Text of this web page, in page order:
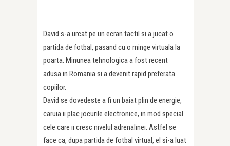
David s-a urcat pe un ecran tactil si a jucat o
partida de fotbal, pasand cu o minge virtuala la
poarta. Minunea tehnologica a fost recent
adusa in Romania si a devenit rapid preferata
copiilor.
David se dovedeste a fi un baiat plin de energie,
caruia ii plac jocurile electronice, in mod special
cele care ii cresc nivelul adrenalinei. Astfel se
face ca, dupa partida de fotbal virtual, el si-a luat